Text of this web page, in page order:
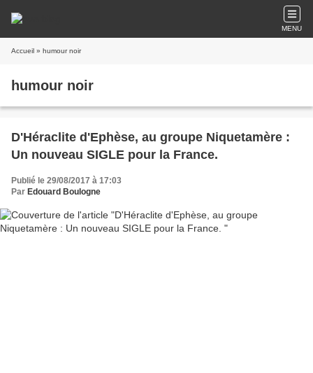
MENU
Accueil » humour noir
humour noir
D'Héraclite d'Ephèse, au groupe Niquetamère :
Un nouveau SIGLE pour la France.
Publié le 29/08/2017 à 17:03
Par Edouard Boulogne